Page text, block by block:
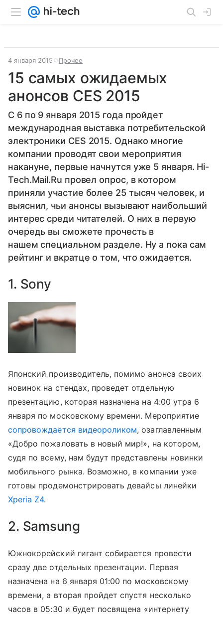
4 января 2015 Прочее
15 самых ожидаемых
анонсов CES 2015
С 6 по 9 января 2015 года пройдет
международная выставка потребительской
электроники CES 2015. Однако многие
компании проводят свои мероприятия
накануне, первые начнутся уже 5 января. Hi-
Tech.Mаil.Ru провел опрос, в котором
приняли участие более 25 тысяч человек, и
выяснил, чьи анонсы вызывают наибольший
интерес среди читателей. О них в первую
очередь вы сможете прочесть в
нашем специальном разделе. Ну а пока сам
рейтинг и вкратце о том, что ожидается.
1. Sony
Японский производитель, помимо анонса своих
новинок на стендах, проведет отдельную
презентацию, которая назначена на 4:00 утра 6
января по московскому времени. Мероприятие
сопровождается видеороликом, озаглавленным
«Добро пожаловать в новый мир!», на котором,
судя по всему, нам будут представлены новинки
мобильного рынка. Возможно, в компании уже
готовы продемонстрировать девайсы линейки
Xperia Z4.
2. Samsung
Южнокорейский гигант собирается провести
сразу две отдельных презентации. Первая
назначена на 6 января 01:00 по московскому
времени, а вторая пройдет спустя несколько
часов в 05:30 и будет посвящена «интернету